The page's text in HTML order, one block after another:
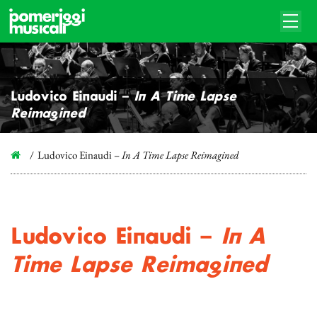
Ludovico Einaudi –In A Time Lapse
Reimagined
Ludovico Einaudi –In A Time Lapse Reimagined
Ludovico Einaudi – In A
Time Lapse Reimagined